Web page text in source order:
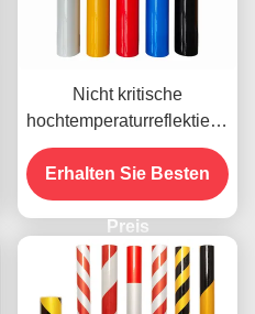
Nicht kritische
hochtemperaturreflektierende
Vinylfolie, Techniker-
Qualität OEM
Erhalten Sie Besten
Preis